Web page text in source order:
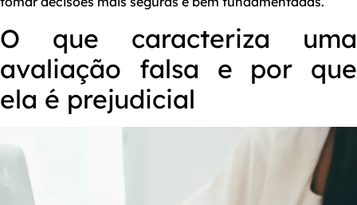
O que caracteriza uma
avaliação falsa e por que
ela é prejudicial